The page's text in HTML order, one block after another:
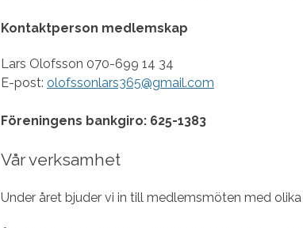
Kontaktperson medlemskap
Lars Olofsson 070-699 14 34
E-post: olofssonlars365@gmail.com
Föreningens bankgiro: 625-1383
Vår verksamhet
Under året bjuder vi in till medlemsmöten med